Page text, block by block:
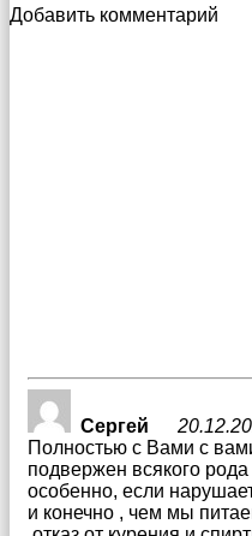
Добавить комментарий
Сергей
Полностью с Вами с
подвержен всякого
особенно, если
и конечно , чем мы